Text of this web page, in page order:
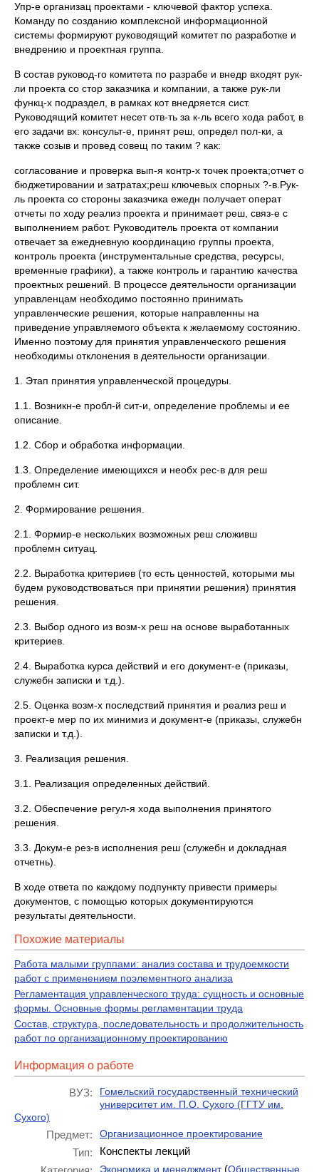
Упр-е организац проектами - ключевой фактор успеха.
Команду по созданию комплексной информационной
системы формируют руководящий комитет по разработке и
внедрению и проектная группа.
В состав руковод-го комитета по разрабе и внедр входят рук-
ли проекта со стор заказчика и компании, а также рук-ли
функц-х подраздел, в рамках кот внедряется сист.
Руководящий комитет несет отв-ть за к-ль всего хода работ, в
его задачи вх: консульт-е, принят реш, определ пол-ки, а
также созыв и провед совещ по таким ? как:
согласование и проверка вып-я контр-х точек проекта;отчет о
бюджетировании и затратах;реш ключевых спорных ?-в.Рук-
ль проекта со стороны заказчика ежедн получает операт
отчеты по ходу реализ проекта и принимает реш, связ-е с
выполнением работ. Руководитель проекта от компании
отвечает за ежедневную координацию группы проекта,
контроль проекта (инструментальные средства, ресурсы,
временные графики), а также контроль и гарантию качества
проектных решений. В процессе деятельности организации
управленцам необходимо постоянно принимать
управленческие решения, которые направленны на
приведение управляемого объекта к желаемому состоянию.
Именно поэтому для принятия управленческого решения
необходимы отклонения в деятельности организации.
1. Этап принятия управленческой процедуры.
1.1. Возникн-е пробл-й сит-и, определение проблемы и ее
описание.
1.2. Сбор и обработка информации.
1.3. Определение имеющихся и необх рес-в для реш
проблемн сит.
2. Формирование решения.
2.1. Формир-е нескольких возможных реш сложивш
проблемн ситуац.
2.2. Выработка критериев (то есть ценностей, которыми мы
будем руководствоваться при принятии решения) принятия
решения.
2.3. Выбор одного из возм-х реш на основе выработанных
критериев.
2.4. Выработка курса действий и его документ-е (приказы,
служебн записки и т.д.).
2.5. Оценка возм-х последствий принятия и реализ реш и
проект-е мер по их минимиз и документ-е (приказы, служебн
записки и т.д.).
3. Реализация решения.
3.1. Реализация определенных действий.
3.2. Обеспечение регул-я хода выполнения принятого
решения.
3.3. Докум-е рез-в исполнения реш (служебн и докладная
отчетнь).
В ходе ответа по каждому подпункту привести примеры
документов, с помощью которых документируются
результаты деятельности.
Похожие материалы
Работа малыми группами: анализ состава и трудоемкости
работ с применением поэлементного анализа
Регламентация управленческого труда: сущность и основные
формы. Основные формы регламентации труда
Состав, структура, последовательность и продолжительность
работ по организационному проектированию
Информация о работе
ВУЗ:
Гомельский государственный технический
университет им. П.О. Сухого (ГГТУ им.
Сухого)
Предмет: Организационное проектирование
Тип:
Конспекты лекций
Экономика и менеджмент(Общественные